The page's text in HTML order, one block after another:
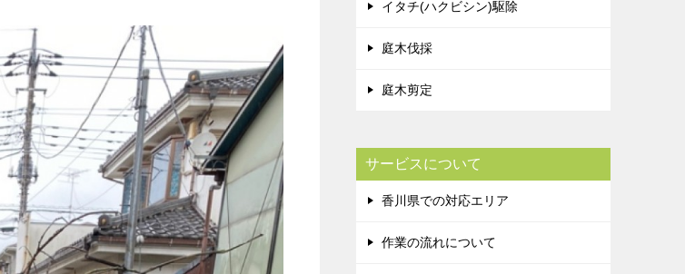
イタチ(ハクビシン)駆除
庭木伐採
庭木剪定
サービスについて
香川県での対応エリア
作業の流れについて